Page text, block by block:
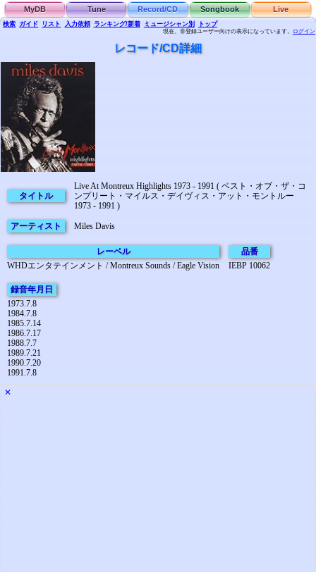
MyDB Tune Record/CD Songbook Live
検索 ガイド リスト 入力依頼 ランキング/新着 ミュージシャン別 トップ
現在、非登録ユーザー向けの表示になっています。 ログイン
レコード/CD詳細
タイトル
Live At Montreux Highlights 1973 - 1991 ( ベスト・オブ・ザ・コ
ンプリート・マイルス・デイヴィス・アット・モントルー
1973 - 1991 )
アーティスト Miles Davis
レーベル
WHDエンタテインメント / Montreux Sounds / Eagle Vision
品番
IEBP 10062
録音年月日
1973.7.8
1984.7.8
1985.7.14
1986.7.17
1988.7.7
1989.7.21
1990.7.20
1991.7.8
✕